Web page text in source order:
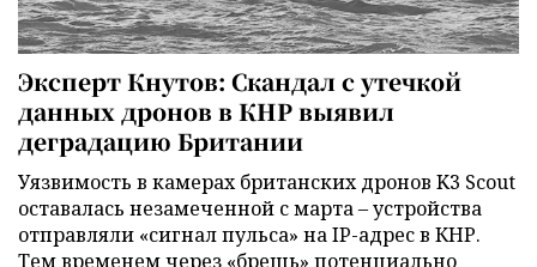
Эксперт Кнутов: Скандал с утечкой
данных дронов в КНР выявил
деградацию Британии
Уязвимость в камерах британских дронов K3 Scout
оставалась незамеченной с марта – устройства
отправляли «сигнал пульса» на IP-адрес в КНР.
Тем временем через «брешь» потенциально